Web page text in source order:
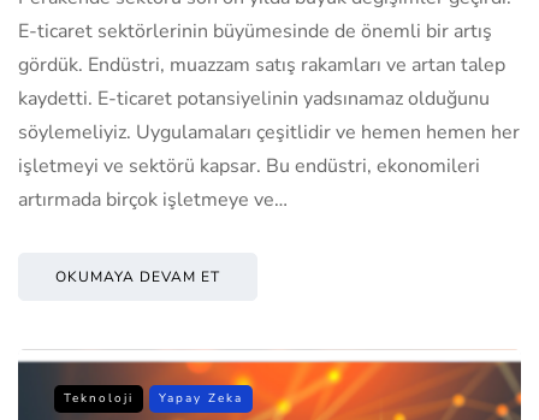
E-ticaret sektörlerinin büyümesinde de önemli bir artış
gördük. Endüstri, muazzam satış rakamları ve artan talep
kaydetti. E-ticaret potansiyelinin yadsınamaz olduğunu
söylemeliyiz. Uygulamaları çeşitlidir ve hemen hemen her
işletmeyi ve sektörü kapsar. Bu endüstri, ekonomileri
artırmada birçok işletmeye ve…
OKUMAYA DEVAM ET
Teknoloji Yapay Zeka